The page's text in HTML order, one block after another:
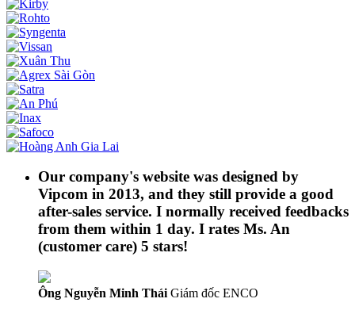
Our company's website was designed by
Vipcom in 2013, and they still provide a good
after-sales service. I normally received feedbacks
from them within 1 day. I rates Ms. An
(customer care) 5 stars!
Ông Nguyễn Minh Thái Giám đốc ENCO